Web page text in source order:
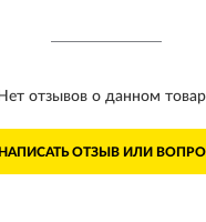
Нет отзывов о данном
НАПИСАТЬ ОТЗЫВ ИЛИ